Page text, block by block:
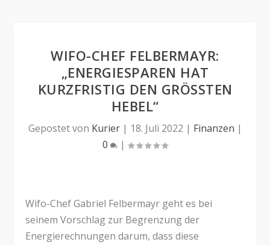
WIFO-CHEF FELBERMAYR:
„ENERGIESPAREN HAT
KURZFRISTIG DEN GRÖSSTEN H
EBEL“
Gepostet von Kurier| 18. Juli 2022 | Finanzen |
0
|
Wifo-Chef Gabriel Felbermayr geht es bei
seinem Vorschlag zur Begrenzung der
Energierechnungen darum, dass diese